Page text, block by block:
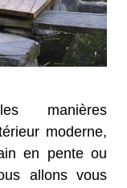
manières
moderne,
en pente ou
allons vous